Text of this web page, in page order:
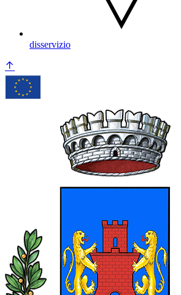
disservizio